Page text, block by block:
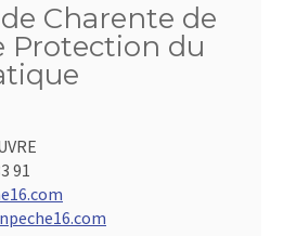
Charente de
Protection du
91